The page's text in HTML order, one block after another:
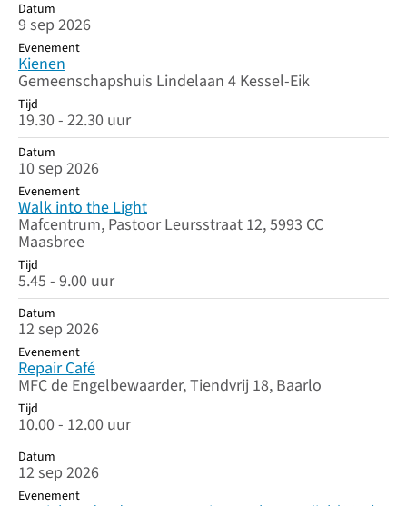
Datum
9 sep 2026
Evenement
Kienen
Gemeenschapshuis Lindelaan 4 Kessel-Eik
Tijd
19.30 - 22.30 uur
Datum
10 sep 2026
Evenement
Walk into the Light
Mafcentrum, Pastoor Leursstraat 12, 5993 CC
Maasbree
Tijd
5.45 - 9.00 uur
Datum
12 sep 2026
Evenement
Repair Café
MFC de Engelbewaarder, Tiendvrij 18, Baarlo
Tijd
10.00 - 12.00 uur
Datum
12 sep 2026
Evenement